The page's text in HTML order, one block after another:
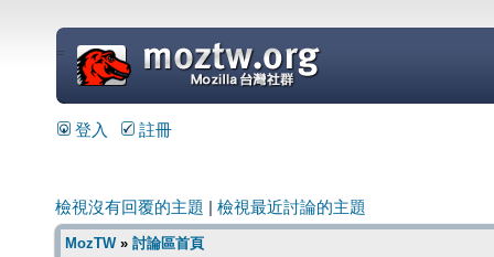
=
登入 註冊
檢視沒有回覆的主題 檢視最近討論的主題
MozTW» 討論區首頁